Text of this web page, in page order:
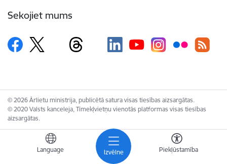
Izvēlne
Language Piekļūstamība
Sekojiet mums
© 2026 Ārlietu ministrija, publicētā satura visas tiesības aizsargātas.
© 2020 Valsts kanceleja, Tīmekļvietņu vienotās platformas visas tiesības
aizsargātas.